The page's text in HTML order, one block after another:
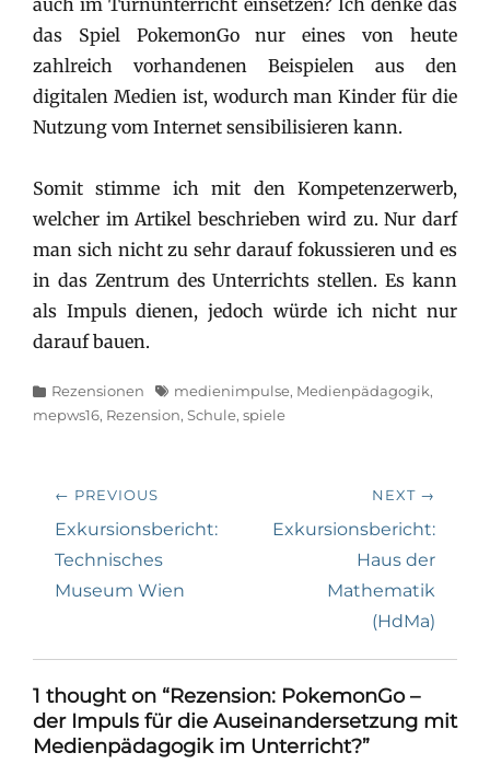
das Spiel PokemonGo nur eines von heute
zahlreich vorhandenen Beispielen aus den
digitalen Medien ist, wodurch man Kinder für die
Nutzung vom Internet sensibilisieren kann.
Somit stimme ich mit den Kompetenzerwerb,
welcher im Artikel beschrieben wird zu. Nur darf
man sich nicht zu sehr darauf fokussieren und es
in das Zentrum des Unterrichts stellen. Es kann
als Impuls dienen, jedoch würde ich nicht nur
darauf bauen.
Categories
Rezensionen Tagsmedienimpulse, Medienpädagogik,
mepws16, Rezension, Schule, spiele
Beitragsnavigation
← PREVIOUS
Previous
post:
Exkursionsbericht:
Technisches
Museum Wien
NEXT →
Next
Exkursionsbericht:
Haus der
Mathematik
(HdMa)
1 thought on “Rezension: PokemonGo –
der Impuls für die Auseinandersetzung mit
Medienpädagogik im Unterricht?”